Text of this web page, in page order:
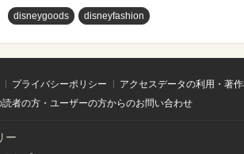
disneygoods disneyfashion
プライバシーポリシー アクセスデータの利用・著
読者の方・ユーザーの方からのお問い合わせ
ー